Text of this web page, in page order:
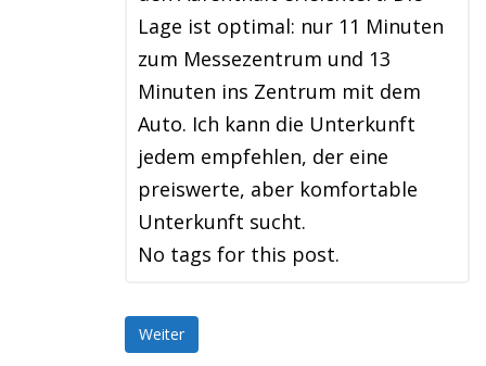
Lage ist optimal: nur 11 Minuten
zum Messezentrum und 13
Minuten ins Zentrum mit dem
Auto. Ich kann die Unterkunft
jedem empfehlen, der eine
preiswerte, aber komfortable
Unterkunft sucht.
No tags for this post.
Weiter